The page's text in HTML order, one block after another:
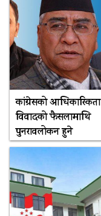
कांग्रेसको आधिकारिकता
विवादको फैसलामाथि
पुनरावलोकन हुने